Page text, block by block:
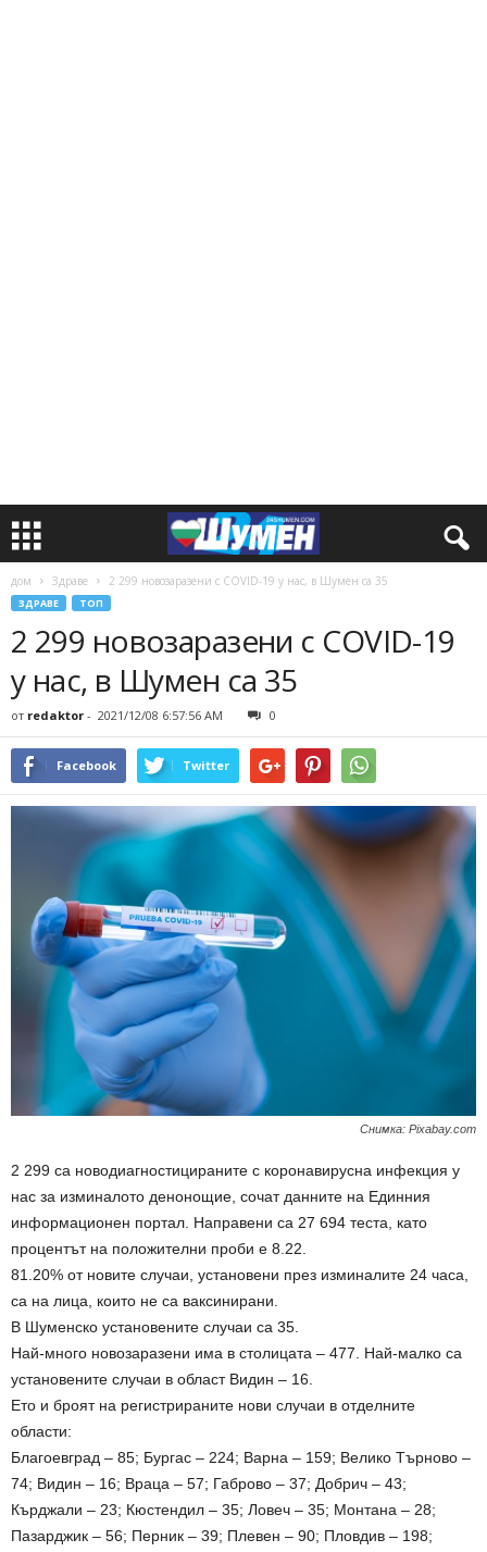
дом Здраве 2 299 новозаразени с COVID-19 у нас, в Шумен са 35
ЗДРАВЕ ТОП
2 299 новозаразени с COVID-19
у нас, в Шумен са 35
от redaktor - 2021/12/08 6:57:56 AM 0
Facebook Twitter
Снимка: Pixabay.com
2 299 са новодиагностицираните с коронавирусна инфекция у
нас за изминалото денонощие, сочат данните на Единния
информационен портал. Направени са 27 694 теста, като
процентът на положителни проби е 8.22.
81.20% от новите случаи, установени през изминалите 24 часа,
са на лица, които не са ваксинирани.
В Шуменско установените случаи са 35.
Най-много новозаразени има в столицата – 477. Най-малко са
установените случаи в област Видин – 16.
Ето и броят на регистрираните нови случаи в отделните
области:
Благоевград – 85; Бургас – 224; Варна – 159; Велико Търново –
74; Видин – 16; Враца – 57; Габрово – 37; Добрич – 43;
Кърджали – 23; Кюстендил – 35; Ловеч – 35; Монтана – 28;
Пазарджик – 56; Перник – 39; Плевен – 90; Пловдив – 198;